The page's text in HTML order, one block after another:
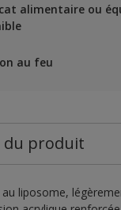
alimentaire ou
au feu
du produit
au liposome,